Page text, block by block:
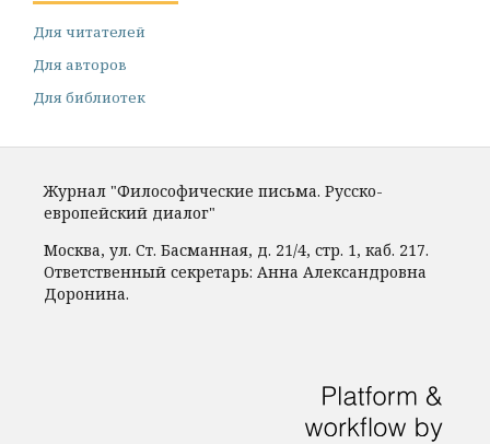
Для читателей
Для авторов
Для библиотек
Журнал "Философические письма. Русско-
европейский диалог"
Москва, ул. Ст. Басманная, д. 21/4, стр. 1, каб. 217.
Ответственный секретарь: Анна Александровна
Доронина.